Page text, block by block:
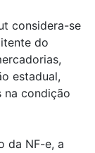
considera-se
do
estadual,
na condição
da NF-e, a